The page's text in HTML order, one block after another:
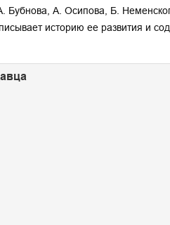
А. Осипова, Б.
историю ее развития и